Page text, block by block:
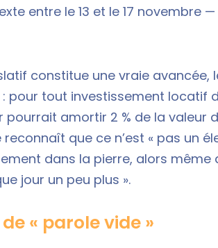
entre le 13 et le 17 novembre
constitue une vraie avancée,
pour tout investissement locatif
pourrait amortir 2 % de la valeur
que ce n’est « pas un
dans la pierre, alors même
jour un peu plus ».
« parole vide »